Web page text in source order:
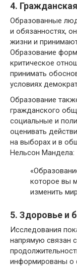
4.
Образованные
и обязанностях,
жизни и
Образование
критическое
принимать
условиях
Образование
гражданского
социальные и
оценивать
на выборах и в
Нельсон Мандела:
которое вы
изменить
5. Здоровье и
Исследования
напрямую связан
информированы о